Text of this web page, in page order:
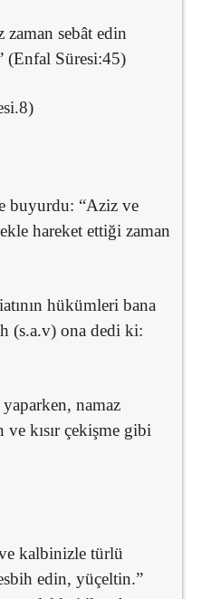
zaman sebât edin
(Enfal Süresi:45)
buyurdu: “Aziz ve
hareket ettiği zaman
hükümleri bana
(s.a.v) ona dedi ki:
namaz
kısır çekişme gibi
kalbinizle türlü
edin, yüçeltin.”